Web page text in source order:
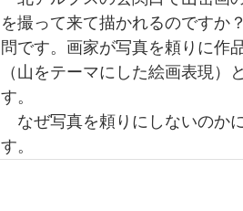
を撮って来て描かれるのですか
問です。画家が写真を頼りに作
（山をテーマにした絵画表現
す。
なぜ写真を頼りにしないのか
す。